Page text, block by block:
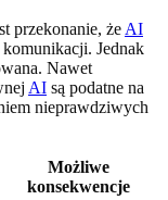
przekonanie, że AI
komunikacji. Jednak
Nawet
AI są podatne na
nieprawdziwych
Możliwe
konsekwencje